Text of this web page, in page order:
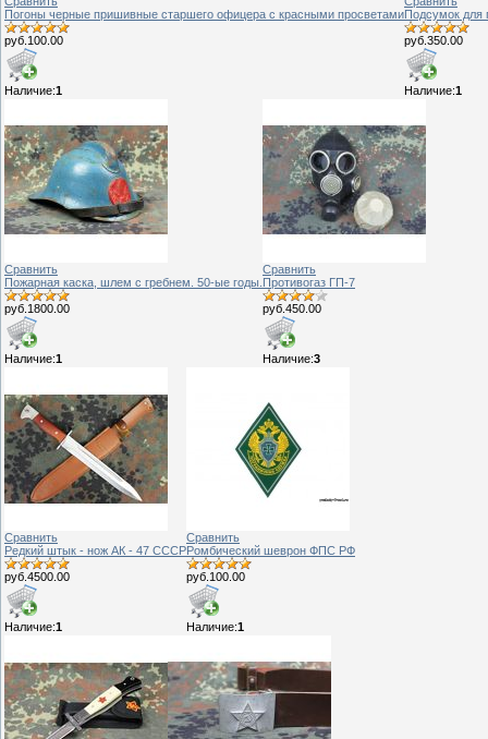
Погоны черные пришивные старшего офицера с красными просветами
руб.100.00
Наличие:1
Подсумок для
руб.350.00
Наличие:1
Сравнить
Пожарная каска, шлем с гребнем. 50-ые годы.
руб.1800.00
Наличие:1
Сравнить
Противогаз ГП-7
руб.450.00
Наличие:3
Сравнить
Редкий штык - нож АК - 47 СССР
руб.4500.00
Наличие:1
Сравнить
Ромбический шеврон ФПС РФ
руб.100.00
Наличие:1